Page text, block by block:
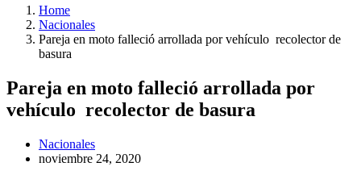
Home
Nacionales
Pareja en moto falleció arrollada por vehículo recolector de
basura
Pareja en moto falleció arrollada por
vehículo recolector de basura
Nacionales
noviembre 24, 2020